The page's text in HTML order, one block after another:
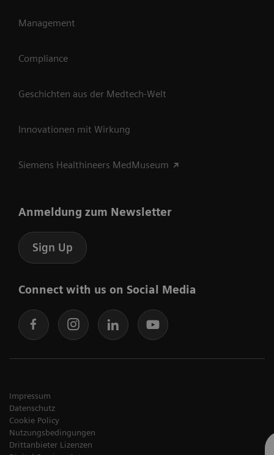
Management
Compliance
Geschichten aus der Medtech-Welt
Innovationen mit Wirkung
Siemens Healthineers MedMuseum
Anmeldung zum Newsletter
Sign Up
Connect with us on Social Media
Impressum
Datenschutz
Cookie Policy
Nutzungsbedingungen
Drittanbieter Lizenzen